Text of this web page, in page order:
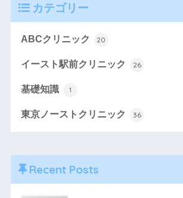
カテゴリー
ABCクリニック 20
イースト駅前クリニック 26
基礎知識 1
東京ノーストクリニック 36
Recent Posts